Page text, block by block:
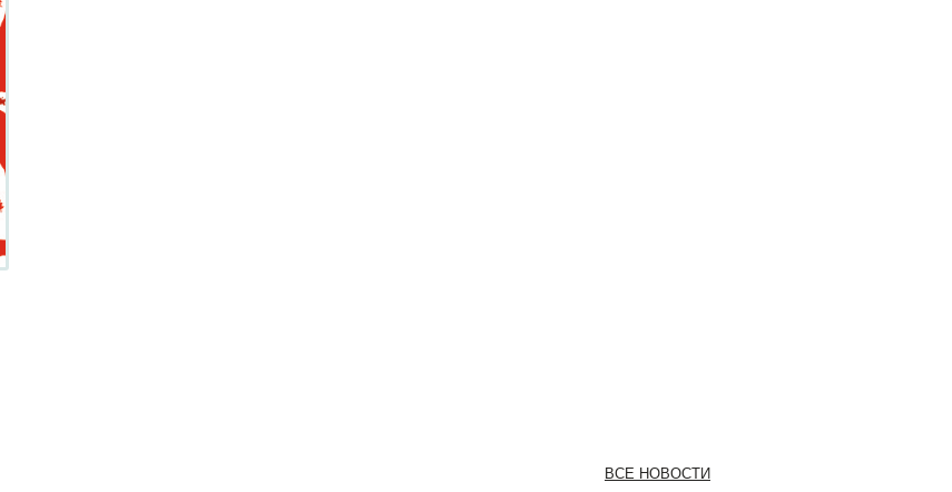
ВСЕ НОВОСТИ